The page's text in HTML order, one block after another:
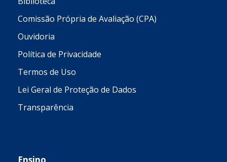
Comissão Própria de Avaliação (CPA)
Ouvidoria
Política de Privacidade
Termos de Uso
Lei Geral de Proteção de Dados
Transparência